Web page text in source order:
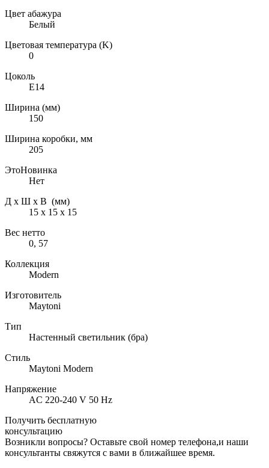
Цвет абажура
Белый
Цветовая температура (K)
0
Цоколь
E14
Ширина (мм)
150
Ширина коробки, мм
205
ЭтоНовинка
Нет
Д х Ш х В (мм)
15 х 15 х 15
Вес нетто
0, 57
Коллекция
Modern
Изготовитель
Maytoni
Тип
Настенный светильник (бра)
Стиль
Maytoni Modern
Напряжение
AC 220-240 V 50 Hz
Получить бесплатную
консультацию
Возникли вопросы? Оставьте свой номер телефона,и наши
консультанты свяжутся с вами в ближайшее время.